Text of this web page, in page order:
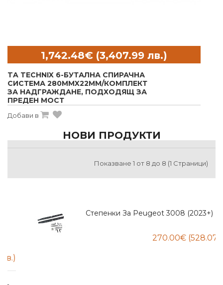
TA TECHNIX 6-БУТАЛНА СПИРАЧНА
СИСТЕМА 280MMX22MM/КОМПЛЕКТ
ЗА НАДГРАЖДАНЕ, ПОДХОДЯЩ ЗА
ПРЕДЕН МОСТ
Добави в
Показване 1 от 8 до 8 (1 Страници)
НОВИ ПРОДУКТИ
Степенки За Peugeot 3008 (2023+)